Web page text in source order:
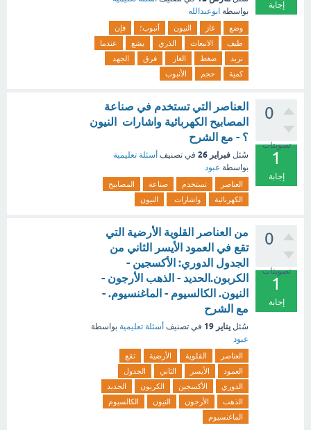
إجابة
بواسطة ابوعبدالله
وضع غاز النيون أنبوب؛
فإن
طيف
الانبعاث الذري يشع
عندما
نزيد
ضغط الغاز فرق
الجهد
كمية
حجم الأنبوب
0
تصويتات
1
إجابة
العناصر التي تستخدم في صناعة
المصابيح الكهربائية واشارات النيون
؟ - مع الشرح
سُئل فبراير 26 في تصنيف أسئلة تعليمية
بواسطة عبود
العناصر تستخدم صناعة
المصابيح
الكهربائية
واشارات النيون
0
تصويتات
1
إجابة
من العناصر القلوية الأرضية التي
تقع في العمود الأيسر الثاني من
الجدول الدوري: الأكسجين -
الكربون.الحديد - الذهب الأرجون -
النيون. الكالسيوم - الماغنسيوم. -
مع الشرح
سُئل يناير 19 في تصنيف أسئلة تعليمية بواسطة
عبود
العناصر القلوية الأرضية
تقع
العمود
الأيسر الثاني
الجدول
الدوري
الأكسجين الكربون
الحديد
الذهب
الأرجون النيون
الكالسيوم
الماغنسيوم